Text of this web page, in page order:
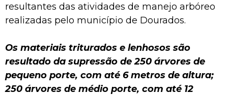
resultantes das atividades de manejo arbóreo
realizadas pelo município de Dourados.
Os materiais triturados e lenhosos são
resultado da supressão de 250 árvores de
pequeno porte, com até 6 metros de altura;
250 árvores de médio porte, com até 12